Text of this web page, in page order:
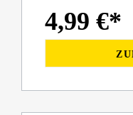
4,99 €*